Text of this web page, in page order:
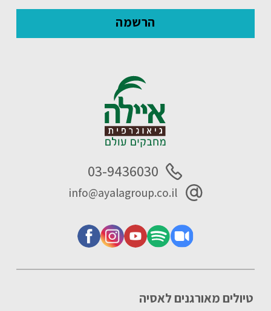
טיולים מאורגנים לאסיה
03-9436030
info@ayalagroup.co.il